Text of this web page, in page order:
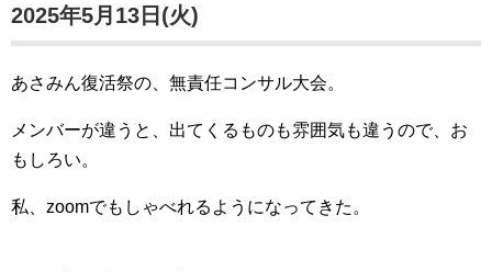
2025年5月13日(火)
あさみん復活祭の、無責任コンサル大会。
メンバーが違うと、出てくるものも雰囲気も違うので、お
もしろい。
私、zoomでもしゃべれるようになってきた。